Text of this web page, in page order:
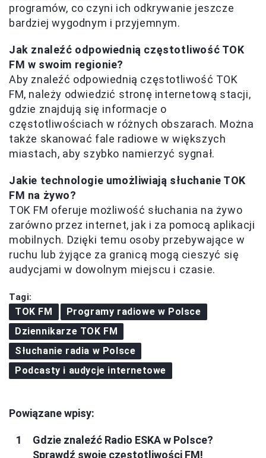
programów, co czyni ich odkrywanie jeszcze
bardziej wygodnym i przyjemnym.
Jak znaleźć odpowiednią częstotliwość TOK
FM w swoim regionie?
Aby znaleźć odpowiednią częstotliwość TOK
FM, należy odwiedzić stronę internetową stacji,
gdzie znajdują się informacje o
częstotliwościach w różnych obszarach. Można
także skanować fale radiowe w większych
miastach, aby szybko namierzyć sygnał.
Jakie technologie umożliwiają słuchanie TOK
FM na żywo?
TOK FM oferuje możliwość słuchania na żywo
zarówno przez internet, jak i za pomocą aplikacji
mobilnych. Dzięki temu osoby przebywające w
ruchu lub żyjące za granicą mogą cieszyć się
audycjami w dowolnym miejscu i czasie.
Tagi:
TOK FM
Programy radiowe w Polsce
Dziennikarze TOK FM
Słuchanie radia w Polsce
Podcasty i audycje internetowe
Powiązane wpisy:
Gdzie znaleźć Radio ESKA w Polsce?
Sprawdź swoje częstotliwości FM!